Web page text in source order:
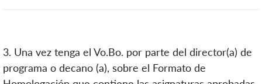
3. Una vez tenga el Vo.Bo. por parte del director(a) de
programa o decano (a), sobre el Formato de